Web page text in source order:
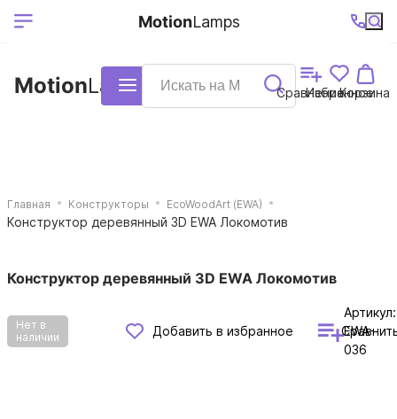
Ваш регион
Выберите ваш
+7 (495)740-
38-68
График
работы
MotionLamps Каталог Сравнение
Избранное
Корзина
MotionLamps
Главная Конструкторы EcoWoodArt (EWA)
Конструктор деревянный 3D EWA Локомотив
Конструктор деревянный 3D EWA Локомотив
Нет в
наличии
Добавить в избранное
Артикул:
EWA-
036